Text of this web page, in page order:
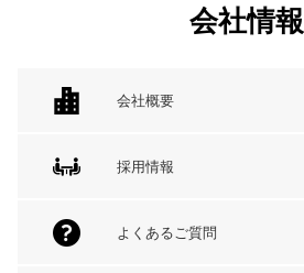
会社情報
会社概要
採用情報
よくあるご質問